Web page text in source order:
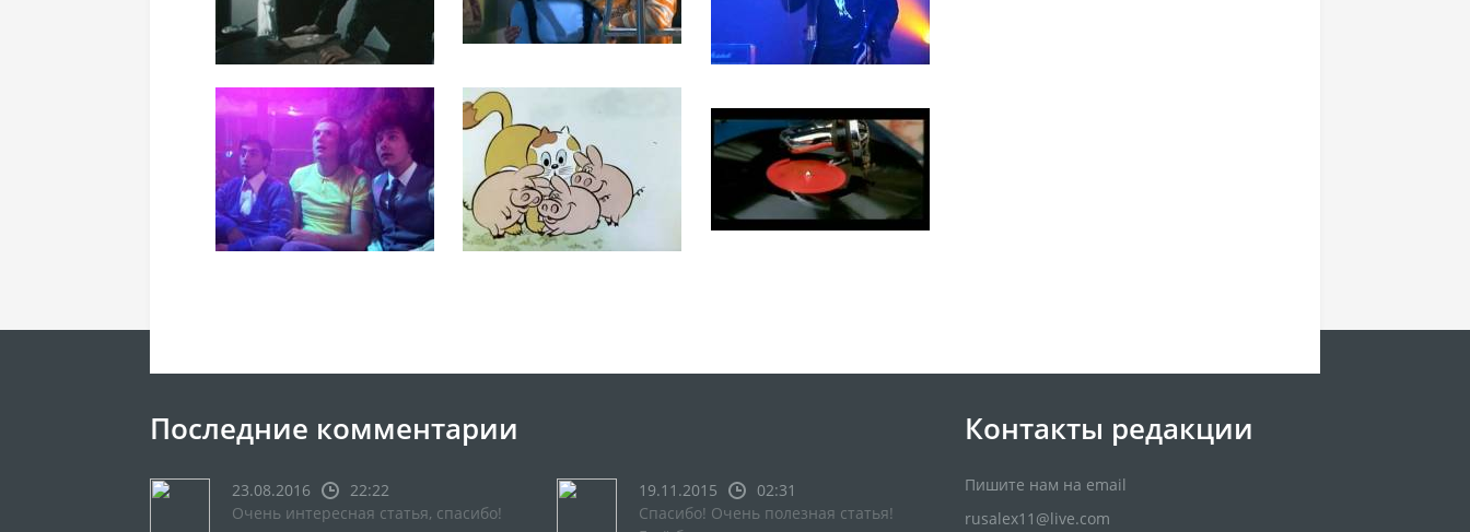
Последние комментарии
23.08.2016
22:22
Очень интересная статья, спасибо!
19.11.2015
02:31
Спасибо! Очень полезная статья!
Контакты редакции
Пишите нам на email
rusalex11@live.com